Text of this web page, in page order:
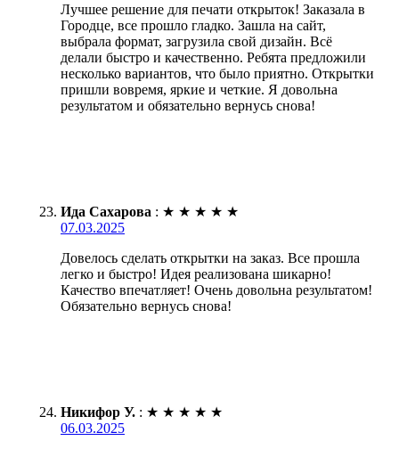
Лучшее решение для печати открыток! Заказала в
Городце, все прошло гладко. Зашла на сайт,
выбрала формат, загрузила свой дизайн. Всё
делали быстро и качественно. Ребята предложили
несколько вариантов, что было приятно. Открытки
пришли вовремя, яркие и четкие. Я довольна
результатом и обязательно вернусь снова!
Ида Сахарова : ★ ★ ★ ★ ★
07.03.2025
Довелось сделать открытки на заказ. Все прошла
легко и быстро! Идея реализована шикарно!
Качество впечатляет! Очень довольна результатом!
Обязательно вернусь снова!
Никифор У. : ★ ★ ★ ★ ★
06.03.2025